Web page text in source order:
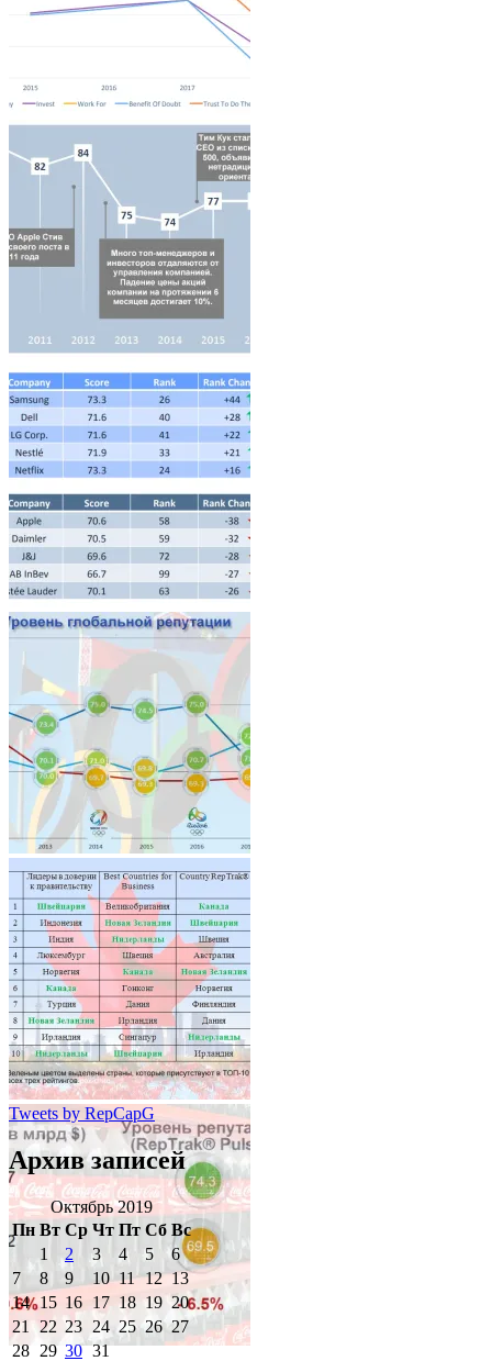
Tweets by RepCapG
Архив записей
Октябрь 2019
Пн Вт Ср Чт Пт Сб Вс
1
2 3 4 5
6
7
8 9 10 11 12 13
14 15 16 17 18 19 20
21
22 23 24 25 26 27
28 29 30 31